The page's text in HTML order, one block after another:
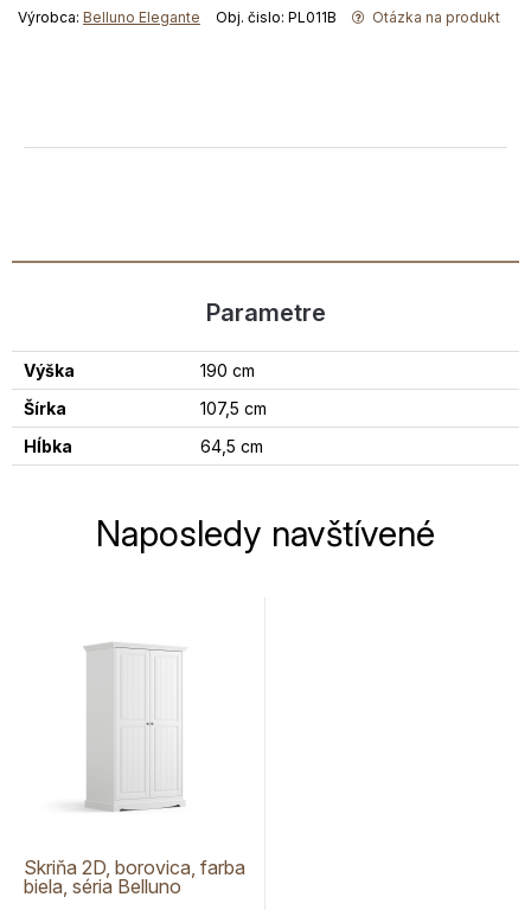
Výrobca: Belluno Elegante Obj. čislo: PL011B Otázka na produkt
Parametre
Výška
190 cm
Šírka
107,5 cm
Hĺbka
64,5 cm
Naposledy navštívené
Skriňa 2D, borovica, farba
biela, séria Belluno